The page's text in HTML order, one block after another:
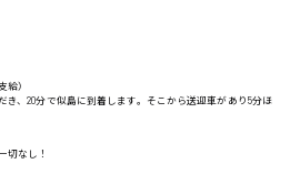
給）
き、20分で似島に到着します。そこから送迎車があり5分ほ
切なし！